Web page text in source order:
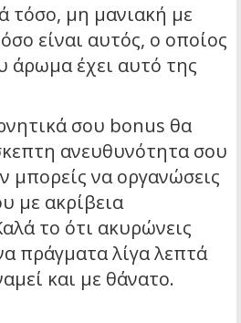
τόσο, μη μανιακή με
είναι αυτός, ο οποίος
άρωμα έχει αυτό της
σου bonus θα
ανευθυνότητα σου
μπορείς να οργανώσεις
με ακρίβεια
το ότι ακυρώνεις
πράγματα λίγα λεπτά
και με θάνατο.